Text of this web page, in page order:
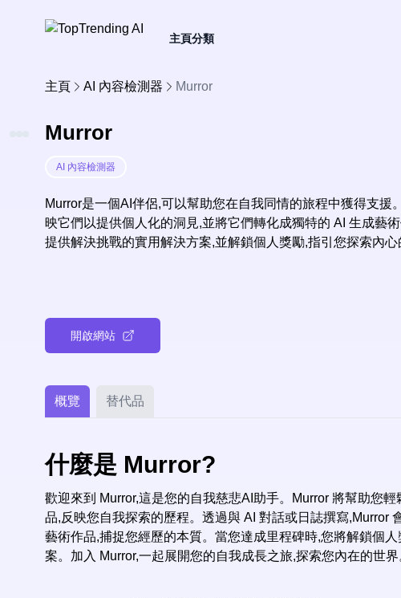
主頁分類
主頁 AI 內容檢測器 Murror
Murror
AI 內容檢測器
Murror是一個AI伴侶,可以幫助您在自我同情的旅程中獲得支援
映它們以提供個人化的洞見,並將它們轉化成獨特的 AI 生成藝
提供解決挑戰的實用解決方案,並解鎖個人獎勵,指引您探索內心
開啟網站
概覽 替代品
什麼是 Murror?
歡迎來到 Murror,這是您的自我慈悲AI助手。Murror 將幫助您
品,反映您自我探索的歷程。透過與 AI 對話或日誌撰寫,Murror
藝術作品,捕捉您經歷的本質。當您達成里程碑時,您將解鎖個
案。加入 Murror,一起展開您的自我成長之旅,探索您內在的世界